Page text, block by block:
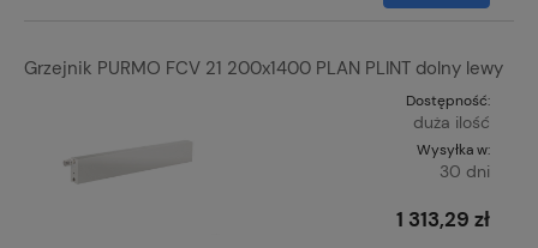
Grzejnik PURMO FCV 21 200x1400 PLAN PLINT dolny lewy
Dostępność:
duża ilość
Wysyłka w:
30 dni
1 313,29 zł